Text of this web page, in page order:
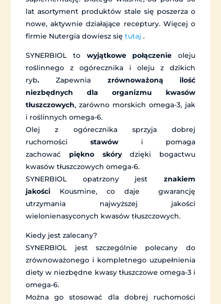
lat asortyment produktów stale się poszerza o
nowe, aktywnie działające receptury. Więcej o
firmie Nutergia dowiesz siętutaj .
SYNERBIOL to wyjątkowe połączenie oleju
roślinnego z ogórecznika i oleju z dzikich
ryb. Zapewnia zrównoważoną ilość
niezbędnych dla organizmu kwasów
tłuszczowych, zarówno morskich omega-3, jak
i roślinnych omega-6.
Olej z ogórecznika sprzyja dobrej
ruchomościstawów i pomaga
zachować piękno skórydzięki bogactwu
kwasów tłuszczowych omega-6.
SYNERBIOL opatrzony jest znakiem
jakości Kousmine, co daje gwarancję
utrzymania najwyższej jakości
wielonienasyconych kwasów tłuszczowych.
Kiedy jest zalecany?
SYNERBIOL jest szczególnie polecany do
zrównoważonego i kompletnego uzupełnienia
diety w niezbędne kwasy tłuszczowe omega-3 i
omega-6.
Można go stosować dla dobrej ruchomości